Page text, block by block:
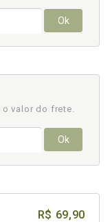
Ok
o valor do frete.
Ok
R$ 69,90